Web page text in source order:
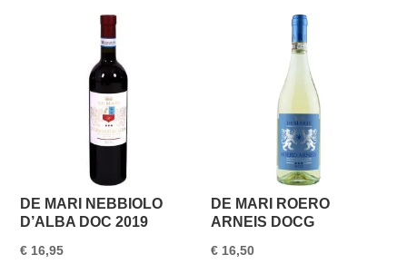
DE MARI NEBBIOLO
D’ALBA DOC 2019
€ 16,95
DE MARI ROERO
ARNEIS DOCG
€ 16,50